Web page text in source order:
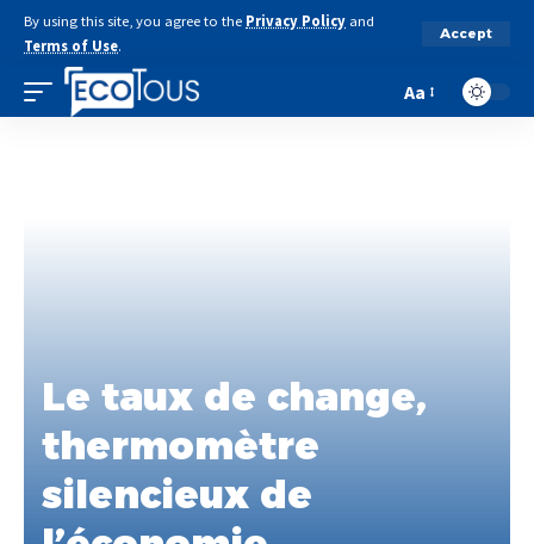
By using this site, you agree to the Privacy Policy and
Terms of Use.
Accept
Aa
Le taux de change,
thermomètre
silencieux de